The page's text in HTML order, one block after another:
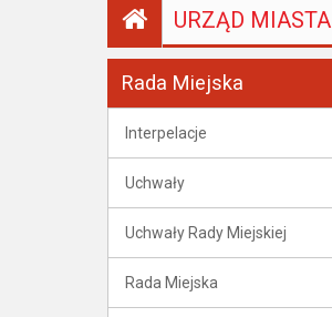
URZĄD MIASTA
Rada Miejska
Interpelacje
Uchwały
Uchwały Rady Miejskiej
Rada Miejska